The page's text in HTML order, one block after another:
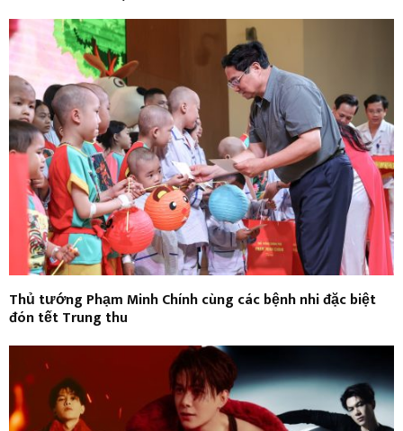
Thủ tướng Phạm Minh Chính cùng các bệnh nhi đặc biệt
đón tết Trung thu